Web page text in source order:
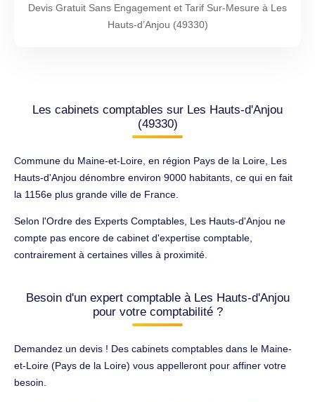
Devis Gratuit Sans Engagement et Tarif Sur-Mesure à Les
Hauts-d’Anjou (49330)
Les cabinets comptables sur Les Hauts-d'Anjou
(49330)
Commune du Maine-et-Loire, en région Pays de la Loire, Les
Hauts-d'Anjou dénombre environ 9000 habitants, ce qui en fait
la 1156e plus grande ville de France.
Selon l'Ordre des Experts Comptables, Les Hauts-d'Anjou ne
compte pas encore de cabinet d'expertise comptable,
contrairement à certaines villes à proximité.
Besoin d'un expert comptable à Les Hauts-d'Anjou
pour votre comptabilité ?
Demandez un devis ! Des cabinets comptables dans le Maine-
et-Loire (Pays de la Loire) vous appelleront pour affiner votre
besoin.